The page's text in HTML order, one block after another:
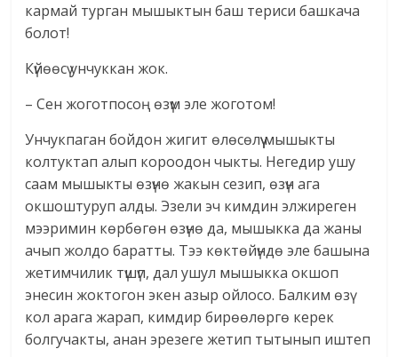
кармай турган мышыктын баш териси башкача
болот!
Күйөөсү унчуккан жок.
– Сен жоготпосоң өзүм эле жоготом!
Унчукпаган бойдон жигит өлөсөлүү мышыкты
колтуктап алып короодон чыкты. Негедир ушу
саам мышыкты өзүнө жакын сезип, өзүн ага
окшоштуруп алды. Эзели эч кимдин элжиреген
мээримин көрбөгөн өзүнө да, мышыкка да жаны
ачып жолдо баратты. Тээ көктөйүндө эле башына
жетимчилик түшүп, дал ушул мышыкка окшоп
энесин жоктогон экен азыр ойлосо. Балким өзү
кол арага жарап, кимдир бирөөлөргө керек
болгучакты, анан эрезеге жетип тытынып иштеп